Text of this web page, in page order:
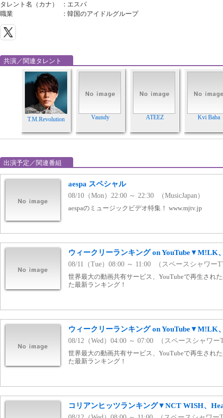
タレント名（カナ） ： エスパ
職業
：韓国のアイドルグループ
共演／関連タレント
T.M.Revolution Vaundy ATEEZ Kvi Baba
出演予定／関連番組
aespa スペシャル
08/10（Mon）22:00 ～ 22:30 （MusicJapan）
aespaのミュージックビデオ特集！ www.mjtv.jp
ウィークリーランキング on YouTube▼M!LK
08/11（Tue）08:00 ～ 11:00 （スペースシャワー
世界最大の動画共有サービス、YouTubeで再生され
た最新ランキング！
ウィークリーランキング on YouTube▼M!LK
08/12（Wed）04:00 ～ 07:00 （スペースシャワー
世界最大の動画共有サービス、YouTubeで再生され
た最新ランキング！
コリアンヒッツランキング▼NCT WISH、